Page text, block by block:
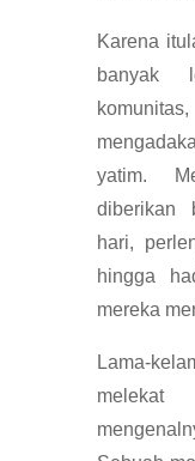
Karena
banyak
yatim.
diberikan
hari,
hingga
mereka
Lama-